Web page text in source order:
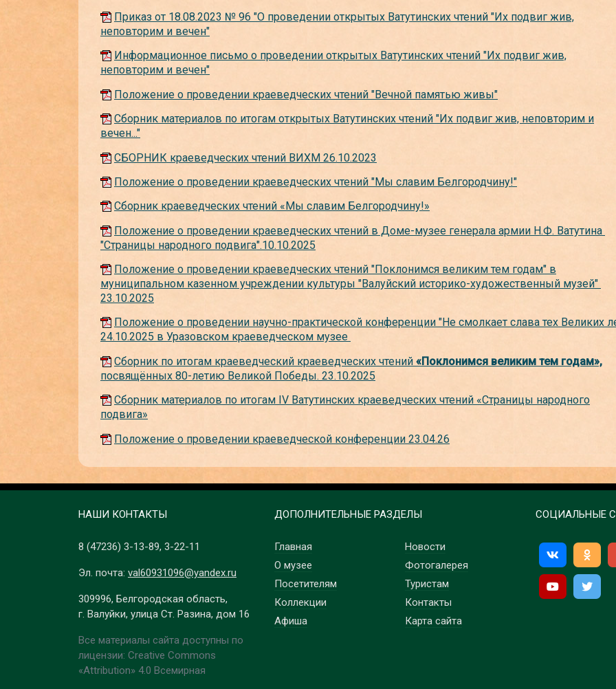
Приказ от 18.08.2023 № 96 "О проведении открытых Ватутинских чтений "Их подвиг жив,
неповторим и вечен"
Информационное письмо о проведении открытых Ватутинских чтений "Их подвиг жив,
неповторим и вечен"
Положение о проведении краеведческих чтений "Вечной памятью живы"
Сборник материалов по итогам открытых Ватутинских чтений "Их подвиг жив, неповторим и
вечен..."
СБОРНИК краеведческих чтений ВИХМ 26.10.2023
Положение о проведении краеведческих чтений "Мы славим Белгородчину!"
Сборник краеведческих чтений «Мы славим Белгородчину!»
Положение о проведении краеведческих чтений в Доме-музее генерала армии Н.Ф. Ватутина
"Страницы народного подвига".10.10.2025
Положение о проведении краеведческих чтений "Поклонимся великим тем годам" в
муниципальном казенном учреждении культуры "Валуйский историко-художественный музей"
23.10.2025
Положение о проведении научно-практической конференции "Не смолкает слава тех Великих
24.10.2025 в Уразовском краеведческом музее
Сборник по итогам краеведческий краеведческих чтений «Поклонимся великим тем годам»,
посвящённых 80-летию Великой Победы. 23.10.2025
Сборник материалов по итогам IV Ватутинских краеведческих чтений «Страницы народного
подвига»
Положение о проведении краеведческой конференции 23.04.26
НАШИ КОНТАКТЫ
8 (47236) 3-13-89, 3-22-11
Эл. почта: val60931096@yandex.ru
309996, Белгородская область,
г. Валуйки, улица Ст. Разина, дом 16
Все материалы сайта доступны по
лицензии: Creative Commons
«Attribution» 4.0 Всемирная
ДОПОЛНИТЕЛЬНЫЕ РАЗДЕЛЫ
Главная
О музее
Посетителям
Коллекции
Афиша
Новости
Фотогалерея
Туристам
Контакты
Карта сайта
СОЦИАЛЬНЫЕ